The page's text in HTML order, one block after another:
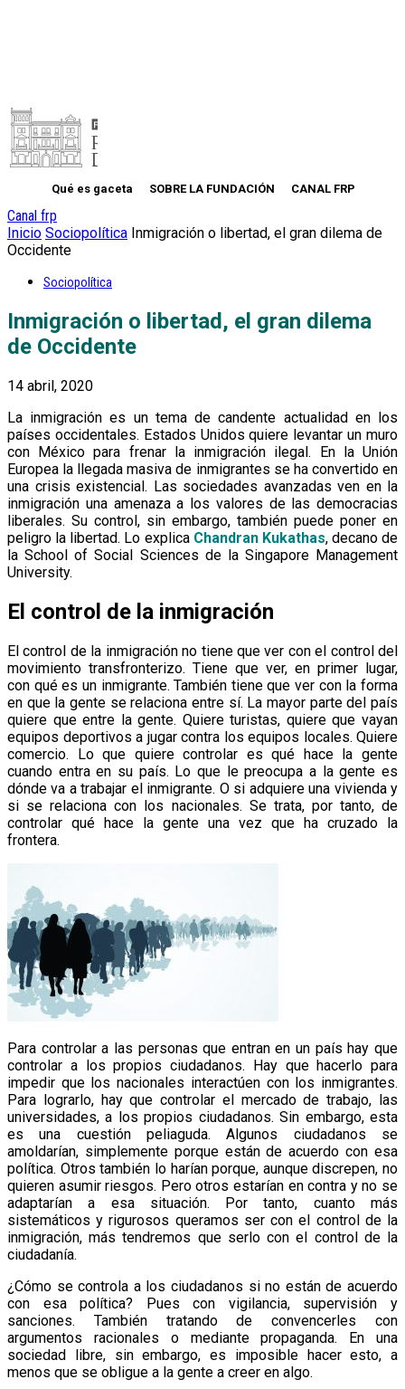
Qué es gaceta SOBRE LA FUNDACIÓN CANAL FRP
Canal frp
Inicio Sociopolítica Inmigración o libertad, el gran dilema de
Occidente
Sociopolítica
Inmigración o libertad, el gran dilema
de Occidente
14 abril, 2020
La inmigración es un tema de candente actualidad en los
países occidentales. Estados Unidos quiere levantar un muro
con México para frenar la inmigración ilegal. En la Unión
Europea la llegada masiva de inmigrantes se ha convertido en
una crisis existencial. Las sociedades avanzadas ven en la
inmigración una amenaza a los valores de las democracias
liberales. Su control, sin embargo, también puede poner en
peligro la libertad. Lo explica Chandran Kukathas, decano de
la School of Social Sciences de la Singapore Management
University.
El control de la inmigración
El control de la inmigración no tiene que ver con el control del
movimiento transfronterizo. Tiene que ver, en primer lugar,
con qué es un inmigrante. También tiene que ver con la forma
en que la gente se relaciona entre sí. La mayor parte del país
quiere que entre la gente. Quiere turistas, quiere que vayan
equipos deportivos a jugar contra los equipos locales. Quiere
comercio. Lo que quiere controlar es qué hace la gente
cuando entra en su país. Lo que le preocupa a la gente es
dónde va a trabajar el inmigrante. O si adquiere una vivienda y
si se relaciona con los nacionales. Se trata, por tanto, de
controlar qué hace la gente una vez que ha cruzado la
frontera.
Para controlar a las personas que entran en un país hay que
controlar a los propios ciudadanos. Hay que hacerlo para
impedir que los nacionales interactúen con los inmigrantes.
Para lograrlo, hay que controlar el mercado de trabajo, las
universidades, a los propios ciudadanos. Sin embargo, esta
es una cuestión peliaguda. Algunos ciudadanos se
amoldarían, simplemente porque están de acuerdo con esa
política. Otros también lo harían porque, aunque discrepen, no
quieren asumir riesgos. Pero otros estarían en contra y no se
adaptarían a esa situación. Por tanto, cuanto más
sistemáticos y rigurosos queramos ser con el control de la
inmigración, más tendremos que serlo con el control de la
ciudadanía.
¿Cómo se controla a los ciudadanos si no están de acuerdo
con esa política? Pues con vigilancia, supervisión y
sanciones. También tratando de convencerles con
argumentos racionales o mediante propaganda. En una
sociedad libre, sin embargo, es imposible hacer esto, a
menos que se obligue a la gente a creer en algo.